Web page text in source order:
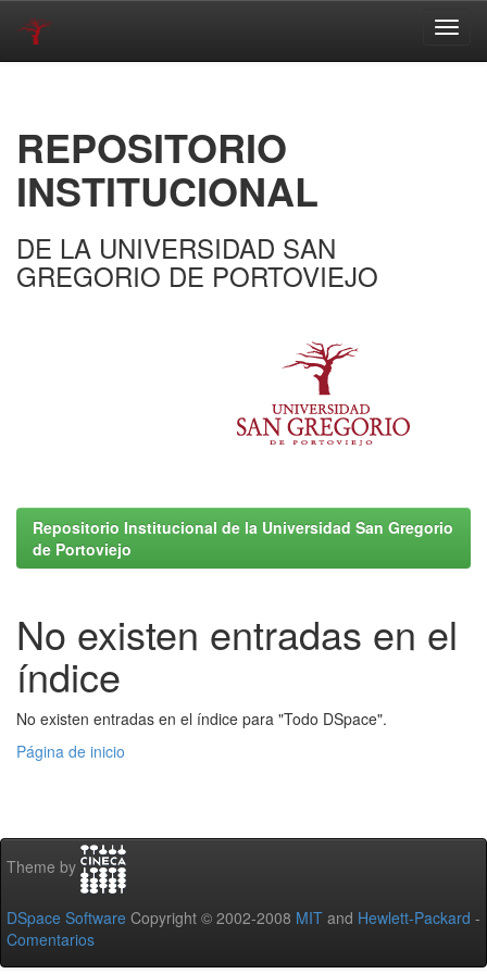
REPOSITORIO
INSTITUCIONAL
DE LA UNIVERSIDAD SAN
GREGORIO DE PORTOVIEJO
Repositorio Institucional de la Universidad San Gregorio
de Portoviejo
No existen entradas en el
índice
No existen entradas en el índice para "Todo DSpace".
Página de inicio
Theme by
DSpace Software Copyright © 2002-2008 MIT and Hewlett-Packard -
Comentarios